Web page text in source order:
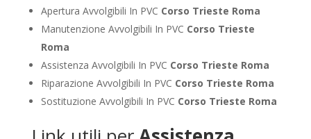
Apertura Avvolgibili In PVC Corso Trieste Roma
Manutenzione Avvolgibili In PVC Corso Trieste
Roma
Assistenza Avvolgibili In PVC Corso Trieste Roma
Riparazione Avvolgibili In PVC Corso Trieste Roma
Sostituzione Avvolgibili In PVC Corso Trieste Roma